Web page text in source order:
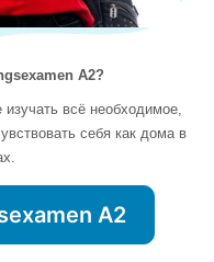
A2?
изучать всё необходимое,
себя как дома в
A2